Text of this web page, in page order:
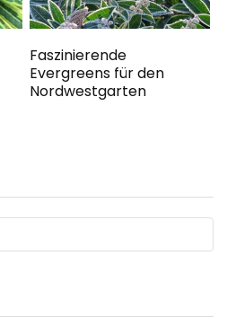
Faszinierende
Evergreens für den
Nordwestgarten